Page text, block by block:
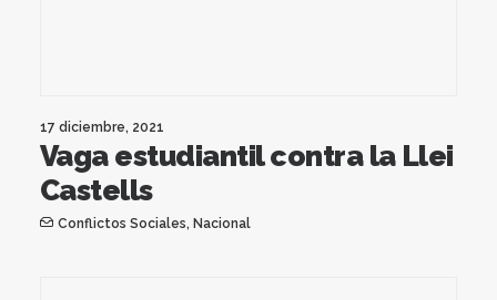
17 diciembre, 2021
Vaga estudiantil contra la Llei
Castells
Conflictos Sociales, Nacional